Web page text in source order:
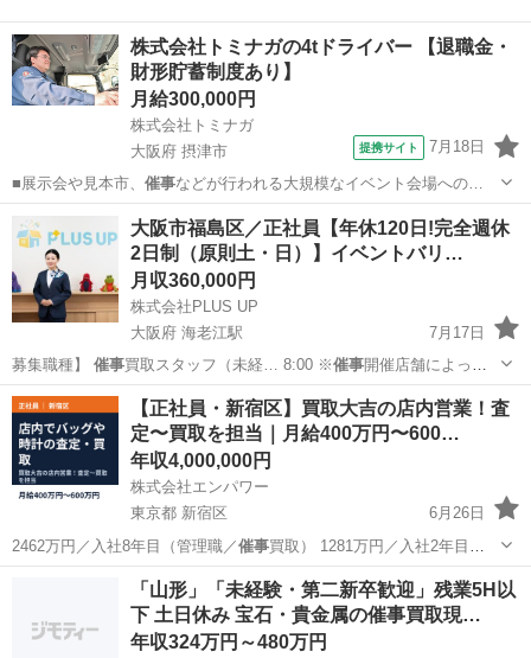
株式会社トミナガの4tドライバー 【退職金・
財形貯蓄制度あり】
月給300,000円
株式会社トミナガ
大阪府 摂津市
提携サイト 7月18日
■展示会や見本市、 催事などが行われる大規模なイベント会場への…
大阪 ドライバー
大阪市福島区／正社員【年休120日!完全週休
2日制（原則土・日）】イベントバリ…
月収360,000円
株式会社PLUS UP
大阪府 海老江駅
7月17日
募集職種】 催事 買取スタッフ（未経… 8:00 ※催事開催店舗によっ
て、…
大阪 大阪市 海老江駅 営業
【正社員・新宿区】買取大吉の店内営業！査
定〜買取を担当｜月給400万円〜600…
年収4,000,000円
株式会社エンパワー
東京都 新宿区
6月26日
2462万円／入社8年目（管理職／催事買取） 1281万円／入社2年目
（未…
営業 買取
「山形」「未経験・第二新卒歓迎」残業5H以
下 土日休み 宝石・貴金属の催事買取現…
年収324万円～480万円